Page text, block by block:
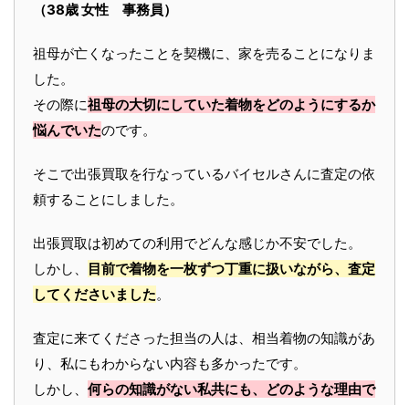
（38歳 女性 事務員）
祖母が亡くなったことを契機に、家を売ることになりま
した。
その際に祖母の大切にしていた着物をどのようにするか
悩んでいたのです。
そこで出張買取を行なっているバイセルさんに査定の依
頼することにしました。
出張買取は初めての利用でどんな感じか不安でした。
しかし、
目前で着物を一枚ずつ丁重に扱いながら、査定
してくださいました。
査定に来てくださった担当の人は、相当着物の知識があ
り、私にもわからない内容も多かったです。
しかし、 何らの知識がない私共にも、どのような理由で